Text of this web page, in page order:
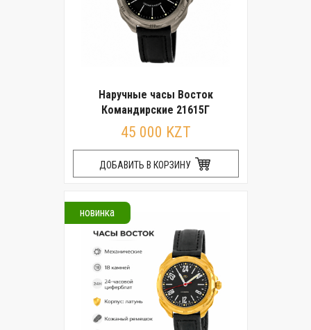
Наручные часы Восток
Командирские 21615Г
45 000 KZT
ДОБАВИТЬ В КОРЗИНУ
новинка